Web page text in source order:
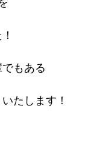
もある
たします！